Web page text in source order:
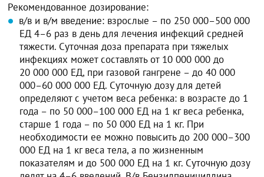
Рекомендованное дозирование:
в/в и в/м введение: взрослые – по 250 000–500 000
ЕД 4–6 раз в день для лечения инфекций средней
тяжести. Суточная доза препарата при тяжелых
инфекциях может составлять от 10 000 000 до
20 000 000 ЕД, при газовой гангрене – до 40 000
000–60 000 000 ЕД. Суточную дозу для детей
определяют с учетом веса ребенка: в возрасте до 1
года – по 50 000–100 000 ЕД на 1 кг веса ребенка,
старше 1 года – по 50 000 ЕД на 1 кг. При
необходимости ее можно повысить до 200 000–300
000 ЕД на 1 кг веса тела, а по жизненным
показателям и до 500 000 ЕД на 1 кг. Суточную дозу